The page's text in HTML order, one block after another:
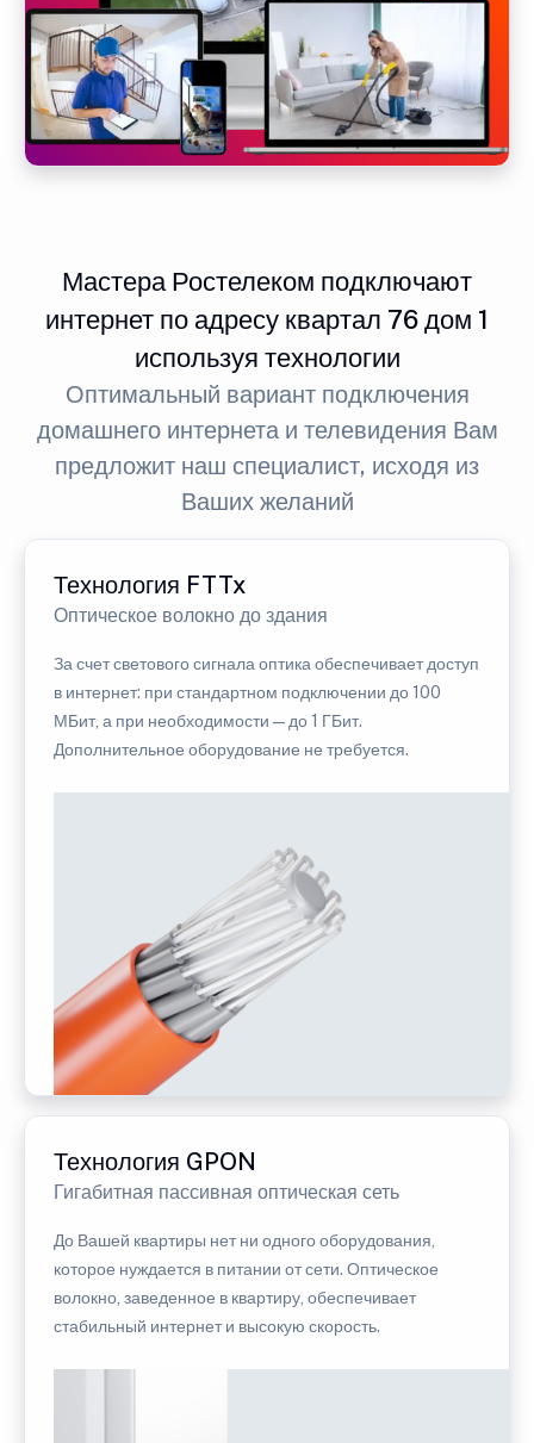
Мастера Ростелеком подключают
интернет по адресу квартал 76 дом 1
используя технологии
Оптимальный вариант подключения
домашнего интернета и телевидения Вам
предложит наш специалист, исходя из
Ваших желаний
Технология FTTx
Оптическое волокно до здания
За счет светового сигнала оптика обеспечивает доступ
в интернет: при стандартном подключении до 100
МБит, а при необходимости — до 1 ГБит.
Дополнительное оборудование не требуется.
Технология GPON
Гигабитная пассивная оптическая сеть
До Вашей квартиры нет ни одного оборудования,
которое нуждается в питании от сети. Оптическое
волокно, заведенное в квартиру, обеспечивает
стабильный интернет и высокую скорость.